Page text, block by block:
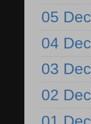
05 Dec
04 Dec
03 Dec
02 Dec